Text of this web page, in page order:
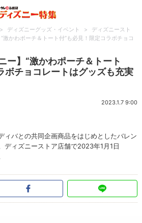
> ディズニーグッズ・イベント >
ディズニースト
激かわポーチ＆トート付”も必見！限定コラボチョコ
ー】“激かわポーチ＆トート
ボチョコレートはグッズも充実
2023.1.7 9:00
ィバとの共同企画商品をはじめとしたバレン
ディズニーストア店舗で2023年1月1日